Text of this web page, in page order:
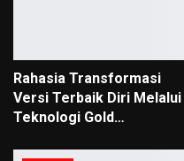
Rahasia Transformasi
Versi Terbaik Diri Melalui
Teknologi Gold…